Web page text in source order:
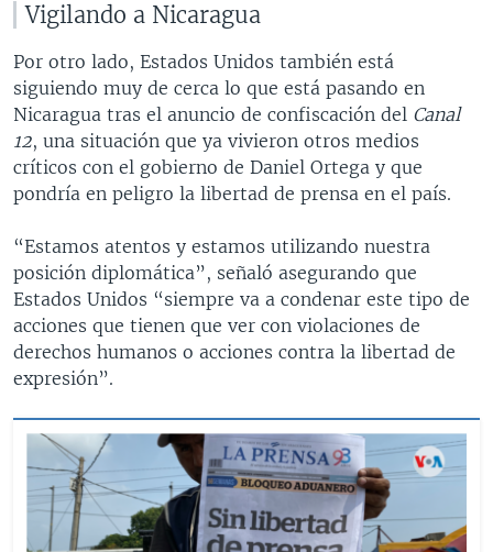
Vigilando a Nicaragua
Por otro lado, Estados Unidos también está
siguiendo muy de cerca lo que está pasando en
Nicaragua tras el anuncio de confiscación del Canal
12, una situación que ya vivieron otros medios
críticos con el gobierno de Daniel Ortega y que
pondría en peligro la libertad de prensa en el país.
“Estamos atentos y estamos utilizando nuestra
posición diplomática”, señaló asegurando que
Estados Unidos “siempre va a condenar este tipo de
acciones que tienen que ver con violaciones de
derechos humanos o acciones contra la libertad de
expresión”.